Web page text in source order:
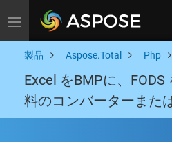
Toggle navigation
製品 Aspose.Total Php
Excel をBMPに、FODS
料のコンバーターまた